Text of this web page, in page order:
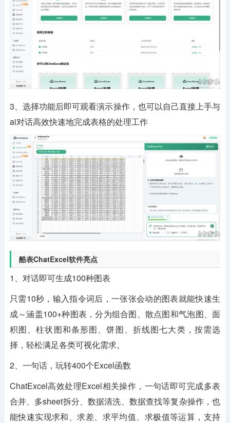
3、选择功能后即可观看演示操作，也可以自己直接上手与
ai对话高效快速地完成表格的处理工作
酷表ChatExcel软件亮点
1、对话即可生成100种图表
只需10秒，输入指令词后，一张张会动的图表就能快速生
成～涵盖100+种图表，分为组合图、散点图和气泡图、面
积图、柱状图和条形图、饼图、折线图七大类，按需选
择，轻松满足各类可视化需求。
2、一句话，玩转400个Excel函数
ChatExcel高效处理Excel相关操作，一句话即可完成多表
合并、多sheet拆分、数据清洗、数据查找等复杂操作，也
能快速实现求和、求差、求平均值、求极值等运算，支持